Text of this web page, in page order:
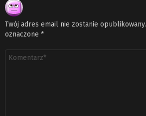
Twój adres email nie zostanie opublikowany.
oznaczone *
Komentarz